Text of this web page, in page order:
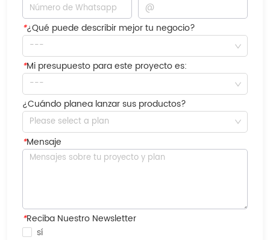
*¿Qué puede describir mejor tu negocio?
---
*Mi presupuesto para este proyecto es:
---
¿Cuándo planea lanzar sus productos?
Please select a plan
*Mensaje
*Reciba Nuestro Newsletter
sí